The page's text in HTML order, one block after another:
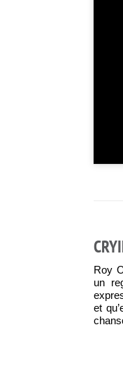
Roy
un
et